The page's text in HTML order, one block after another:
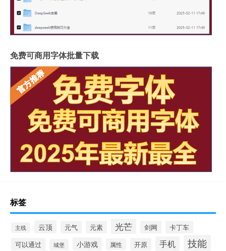
免费可商用字体批量下载
标签
主线 云顶 元气 元素 光芒 剑网
卡丁车
可以通过
城堡 小游戏 属性 开原 手机
技能